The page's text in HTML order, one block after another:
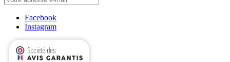
Facebook
Instagram